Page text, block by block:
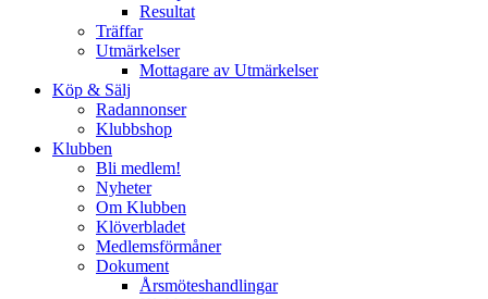
Resultat
Träffar
Utmärkelser
Mottagare av Utmärkelser
Köp & Sälj
Radannonser
Klubbshop
Klubben
Bli medlem!
Nyheter
Om Klubben
Klöverbladet
Medlemsförmåner
Dokument
Årsmöteshandlingar